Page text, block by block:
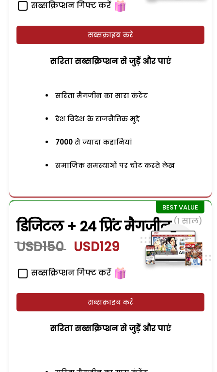
सब्सक्रिप्शन गिफ्ट करें
सब्सक्राइब करें
सरिता सब्सक्रिप्शन से जुड़ेें और पाएं
सरिता मैगजीन का सारा कंटेंट
देश विदेश के राजनैतिक मुद्दे
7000 से ज्यादा कहानियां
समाजिक समस्याओं पर चोट करते लेख
डिजिटल + 24 प्रिंट मैगजीन (1 साल)
USD150 USD129
सब्सक्रिप्शन गिफ्ट करें
सब्सक्राइब करें
सरिता सब्सक्रिप्शन से जुड़ेें और पाएं